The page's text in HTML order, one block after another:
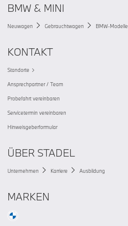
BMW & MINI
Neuwagen Gebrauchtwagen BMW-Modelle
KONTAKT
Standorte
Ansprechpartner / Team
Probefahrt vereinbaren
Servicetermin vereinbaren
Hinweisgeberformular
ÜBER STADEL
Unternehmen Karriere Ausbildung
MARKEN